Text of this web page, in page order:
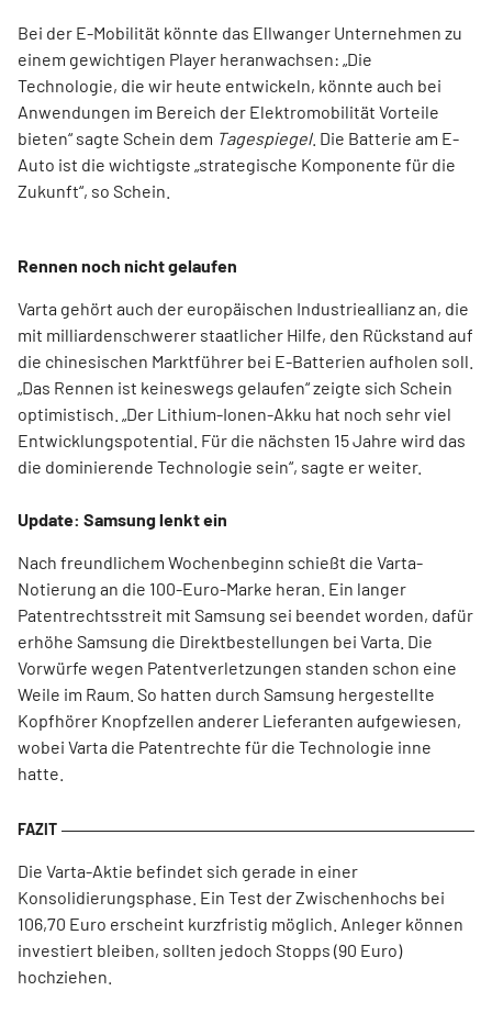
Bei der E-Mobilität könnte das Ellwanger Unternehmen zu
einem gewichtigen Player heranwachsen: „Die
Technologie, die wir heute entwickeln, könnte auch bei
Anwendungen im Bereich der Elektromobilität Vorteile
bieten“ sagte Schein dem Tagespiegel. Die Batterie am E-
Auto ist die wichtigste „strategische Komponente für die
Zukunft“, so Schein.
Rennen noch nicht gelaufen
Varta gehört auch der europäischen Industrieallianz an, die
mit milliardenschwerer staatlicher Hilfe, den Rückstand auf
die chinesischen Marktführer bei E-Batterien aufholen soll.
„Das Rennen ist keineswegs gelaufen“ zeigte sich Schein
optimistisch. „Der Lithium-Ionen-Akku hat noch sehr viel
Entwicklungspotential. Für die nächsten 15 Jahre wird das
die dominierende Technologie sein“, sagte er weiter.
Update: Samsung lenkt ein
Nach freundlichem Wochenbeginn schießt die Varta-
Notierung an die 100-Euro-Marke heran. Ein langer
Patentrechtsstreit mit Samsung sei beendet worden, dafür
erhöhe Samsung die Direktbestellungen bei Varta. Die
Vorwürfe wegen Patentverletzungen standen schon eine
Weile im Raum. So hatten durch Samsung hergestellte
Kopfhörer Knopfzellen anderer Lieferanten aufgewiesen,
wobei Varta die Patentrechte für die Technologie inne
hatte.
Die Varta-Aktie befindet sich gerade in einer
Konsolidierungsphase. Ein Test der Zwischenhochs bei
106,70 Euro erscheint kurzfristig möglich. Anleger können
investiert bleiben, sollten jedoch Stopps (90 Euro)
hochziehen.